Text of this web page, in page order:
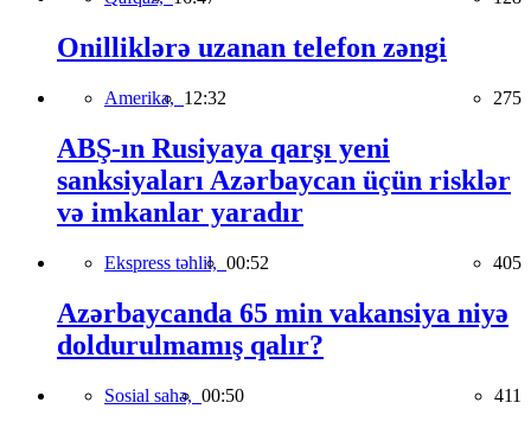
Onilliklərə uzanan telefon zəngi
Amerika, 12:32 275
ABŞ-ın Rusiyaya qarşı yeni
sanksiyaları Azərbaycan üçün risklər
və imkanlar yaradır
Ekspress təhlil, 00:52 405
Azərbaycanda 65 min vakansiya niyə
doldurulmamış qalır?
Sosial sahə, 00:50 411